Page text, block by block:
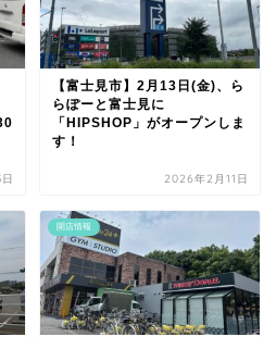
【富士見市】2月13日(金)、ら
らぽーと富士見に
「HIPSHOP」がオープンしま
す！
2026年2月11日
開店情報